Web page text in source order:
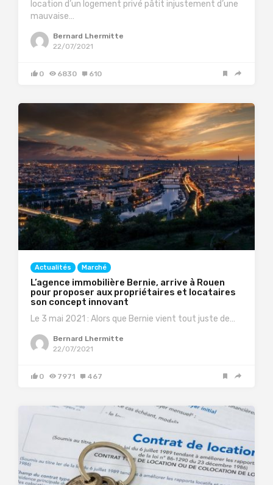
location d’un logement privé pâtit injustement d’une
mauvaise…
Bernard Lhermitte
22/07/2021
0 6830 610
Actualités Marché
L’agence immobilière Bernie, arrive à Rouen
pour proposer aux propriétaires et locataires
son concept innovant
Le 3 mai 2021 : Alors que Bernie vient tout juste de…
Bernard Lhermitte
22/07/2021
0 7971 467